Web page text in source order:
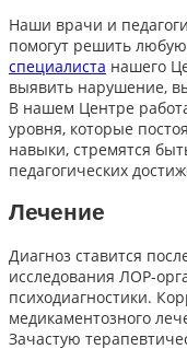
Наши врачи и
помогут решить
специалиста нашего
выявить нарушение,
В нашем Центре
уровня, которые
навыки, стремятся
педагогических
Лечение
Диагноз ставится
исследования ЛОР-
психодиагностики.
медикаментозного
Зачастую